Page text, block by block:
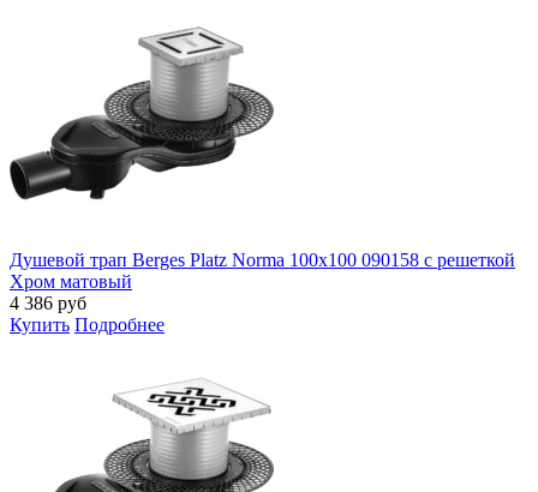
Душевой трап Berges Platz Norma 100x100 090158 с решеткой
Хром матовый
4 386 руб
Купить Подробнее